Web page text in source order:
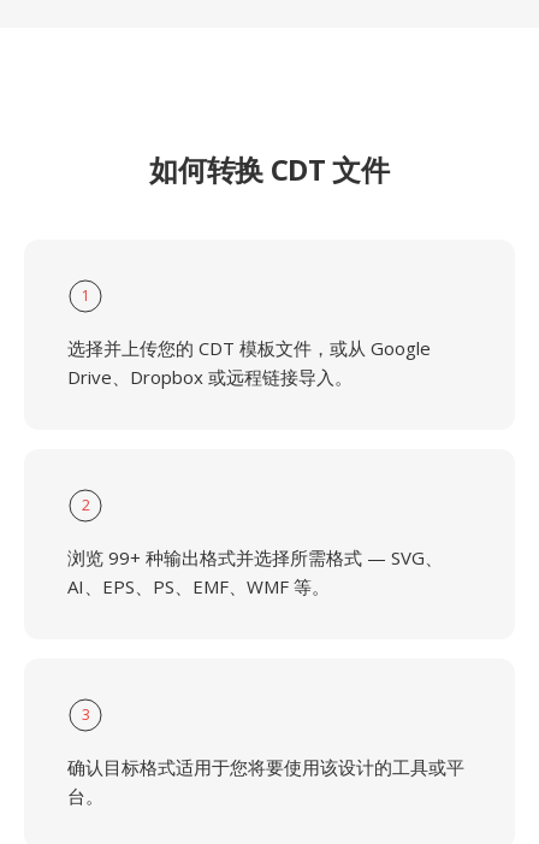
如何转换 CDT 文件
1
选择并上传您的 CDT 模板文件，或从 Google
Drive、Dropbox 或远程链接导入。
2
浏览 99+ 种输出格式并选择所需格式 — SVG、
AI、EPS、PS、EMF、WMF 等。
3
确认目标格式适用于您将要使用该设计的工具或平
台。